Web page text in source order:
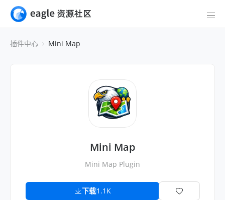
插件中心 Mini Map
Mini Map
Mini Map Plugin
下载1.1K